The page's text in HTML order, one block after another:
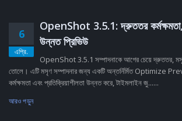
6
এপ্রি.
OpenShot 3.5.1: দ্রুততর কর্মক্ষমতা,
উন্নত প্রিভিউ
OpenShot 3.5.1 সম্পাদনাকে আগের চেয়ে দ্রুততর,
তোলে। এটি মসৃণ সম্পাদনার জন্য একটি অন্তর্নির্মিত Optimize
কর্মক্ষমতা এবং প্রতিক্রিয়াশীলতা উন্নত করে, টাইমলাইন জু......
আরও পড়ুন